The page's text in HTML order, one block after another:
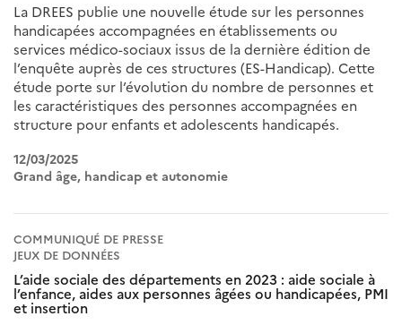
La DREES publie une nouvelle étude sur les personnes
handicapées accompagnées en établissements ou
services médico-sociaux issus de la dernière édition de
l’enquête auprès de ces structures (ES-Handicap). Cette
étude porte sur l’évolution du nombre de personnes et
les caractéristiques des personnes accompagnées en
structure pour enfants et adolescents handicapés.
12/03/2025
Grand âge, handicap et autonomie
COMMUNIQUÉ DE PRESSE
JEUX DE DONNÉES
L’aide sociale des départements en 2023 : aide sociale à
l’enfance, aides aux personnes âgées ou handicapées, PMI
et insertion